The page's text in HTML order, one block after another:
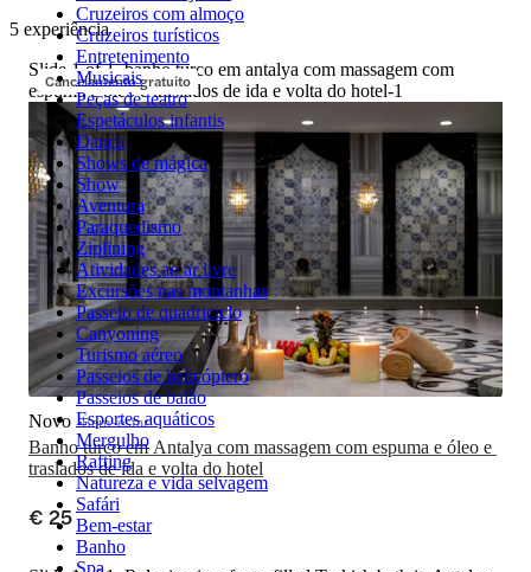
Cruzeiros com almoço
Cruzeiros turísticos
Entretenimento
Musicais
Peças de teatro
Espetáculos infantis
Dança
Shows de mágica
Show
Aventura
Paraquedismo
Ziplining
Atividades ao ar livre
Excursões nas montanhas
Passeio de quadriciclo
Canyoning
Turismo aéreo
Passeios de helicóptero
Passeios de balão
Esportes aquáticos
Mergulho
Rafting
Natureza e vida selvagem
Safári
Bem-estar
Banho
Spa
5 experiência
Cancelamento gratuito
Slide 1 of 1, banho turco em antalya com massagem com
espuma e óleo e traslados de ida e volta do hotel-1
Banho turco em Antalya com massagem com espuma e óleo e
traslados de ida e volta do hotel
Novo Bem-estar
€ 25